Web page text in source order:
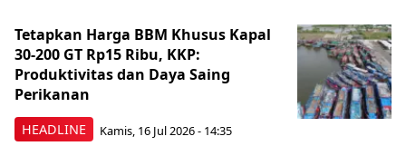
HEADLINE
Tetapkan Harga BBM Khusus Kapal
30-200 GT Rp15 Ribu, KKP:
Produktivitas dan Daya Saing
Perikanan
Kamis, 16 Jul 2026 - 14:35